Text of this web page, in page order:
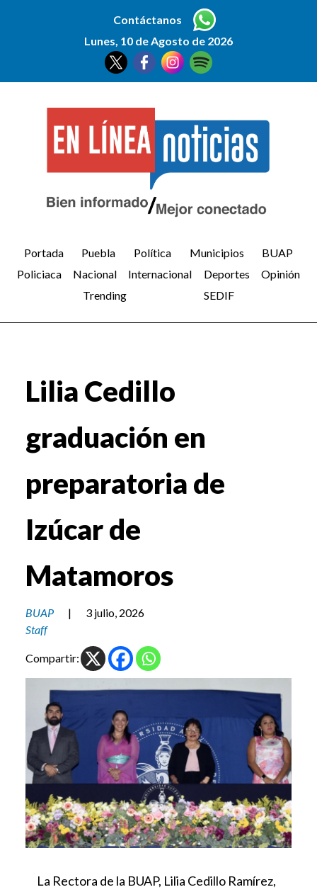
Contáctanos
Lunes, 10 de Agosto de 2026
Portada Puebla Política Municipios
BUAP
Policiaca
Nacional Internacional Deportes
Opinión
Trending
SEDIF
Lilia Cedillo
graduación en
preparatoria de
Izúcar de
Matamoros
BUAP |
3 julio, 2026
Staff
Compartir:
La Rectora de la BUAP, Lilia Cedillo Ramírez,